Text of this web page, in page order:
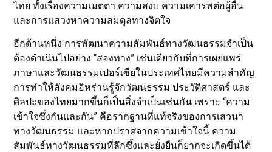
ไทย ทั้งเรื่องความเมตตา ความสงบ ความเคารพต่อผู้อื่น
และการแสวงหาความสมดุลทางจิตใจ
อีกด้านหนึ่ง การพัฒนาความสัมพันธ์ทางวัฒนธรรมจำเป็น
ต้องดำเนินไปอย่าง “สองทาง” เช่นเดียวกับที่การเผยแพร่
ภาษาและวัฒนธรรมเปอร์เซียในประเทศไทยมีความสำคัญ
การทำให้สังคมอิหร่านรู้จักวัฒนธรรม ประวัติศาสตร์ และ
ศิลปะของไทยมากขึ้นก็เป็นสิ่งจำเป็นเช่นกัน เพราะ “ความ
เข้าใจซึ่งกันและกัน” คือรากฐานที่แท้จริงของการเสวนา
ทางวัฒนธรรม และหากปราศจากความเข้าใจนี้ ความ
สัมพันธ์ทางวัฒนธรรมที่ลึกซึ้งและยั่งยืนก็ยากจะเกิดขึ้นได้